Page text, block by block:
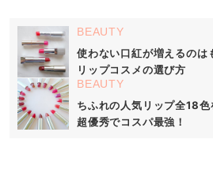
BEAUTY
使わない口紅が増えるのは
リップコスメの選び方
BEAUTY
ちふれの人気リップ全18
超優秀でコスパ最強！